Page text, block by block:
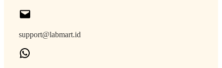
support@labmart.id